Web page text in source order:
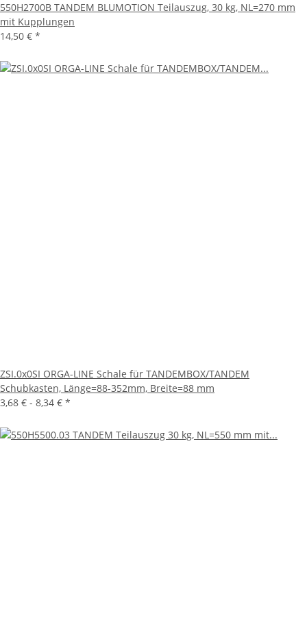
550H2700B TANDEM BLUMOTION Teilauszug, 30 kg, NL=270 mm
mit Kupplungen
14,50 € *
ZSI.0x0SI ORGA-LINE Schale für TANDEMBOX/TANDEM
Schubkasten, Länge=88-352mm, Breite=88 mm
3,68 € - 8,34 € *